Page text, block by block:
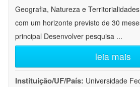
Geografia, Natureza e Territorialidades
com um horizonte previsto de 30
principal Desenvolver pesquisa ...
leia mais
Instituição/UF/País: Universidade